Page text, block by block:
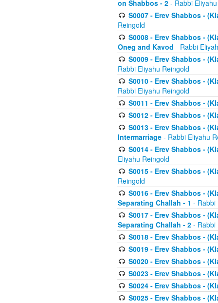
on Shabbos - 2 - Rabbi
S0007 - Erev Shabbos -
Reingold
S0008 - Erev Shabbos -
Oneg and Kavod - Rabbi
S0009 - Erev Shabbos -
Rabbi Eliyahu Reingold
S0010 - Erev Shabbos -
Rabbi Eliyahu Reingold
S0011 - Erev Shabbos -
S0012 - Erev Shabbos -
S0013 - Erev Shabbos -
Intermarriage - Rabbi Eliyahu
S0014 - Erev Shabbos -
Eliyahu Reingold
S0015 - Erev Shabbos -
Reingold
S0016 - Erev Shabbos -
Separating Challah - 1 - Rabbi
S0017 - Erev Shabbos -
Separating Challah - 2 - Rabbi
S0018 - Erev Shabbos -
S0019 - Erev Shabbos -
S0020 - Erev Shabbos -
S0023 - Erev Shabbos -
S0024 - Erev Shabbos -
S0025 - Erev Shabbos -